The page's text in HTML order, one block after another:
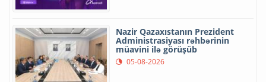
Nazir Qazaxıstanın Prezident
Administrasiyası rəhbərinin
müavini ilə görüşüb
05-08-2026